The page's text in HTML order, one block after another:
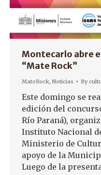
Montecarlo abre
“Mate Rock”
MateRock, Noticias By
Este domingo se
edición del
Río Paraná),
Instituto Nacional
Ministerio de
apoyo de la
Luego de la